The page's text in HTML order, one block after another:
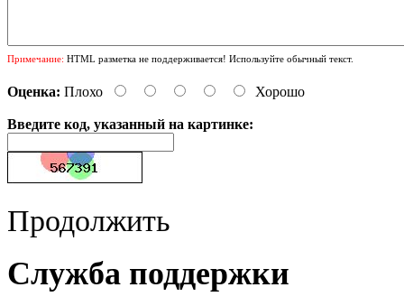
Примечание: HTML разметка не поддерживается! Используйте обычный текст.
Оценка: Плохо Хорошо
Введите код, указанный на картинке:
Продолжить
Служба поддержки